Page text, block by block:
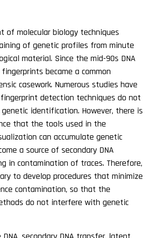
of molecular biology techniques
of genetic profiles from minute
material. Since the mid-90s DNA
became a common
casework. Numerous studies have
detection techniques do not
identification. However, there is
that the tools used in the
can accumulate genetic
a source of secondary DNA
in contamination of traces. Therefore,
to develop procedures that minimize
contamination, so that the
do not interfere with genetic